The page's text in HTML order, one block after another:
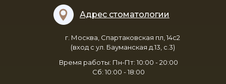
г. Москва, Спартаковская пл, 14с2
(вход с ул. Бауманская д.13, с.3)
Адрес стоматологии
Время работы: Пн-Пт: 10:00 - 20:00
Сб: 10:00 - 18:00